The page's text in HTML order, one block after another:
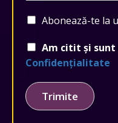
Abonează-te la
Am citit și sunt
Confidențialitate
Trimite